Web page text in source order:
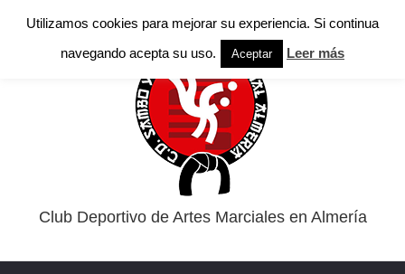
Club Deportivo de Artes Marciales en Almería
Utilizamos cookies para mejorar su experiencia. Si continua
navegando acepta su uso.
Aceptar Leer más